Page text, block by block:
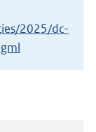
2025/dc-